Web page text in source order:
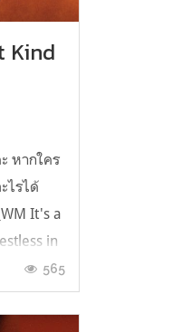
Kind
หากใคร
ไรได้
It's a
in
and
กเหมือน
565